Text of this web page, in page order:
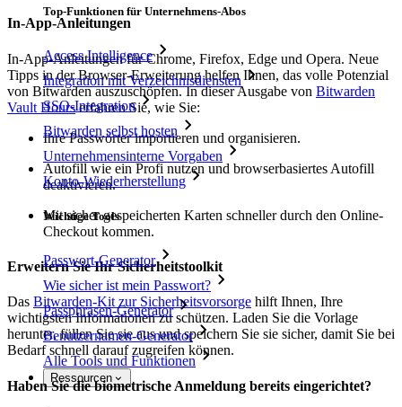
Top-Funktionen für Unternehmens-Abos
Access Intelligence
Integration mit Verzeichnisdiensten
SSO-Integration
Bitwarden selbst hosten
Unternehmensinterne Vorgaben
Konto-Wiederherstellung
Wichtige Tools
Passwort-Generator
Wie sicher ist mein Passwort?
Passphrasen-Generator
Benutzernamen-Generator
Alle Tools und Funktionen
Ressourcen
In-App-Anleitungen
In-App-Anleitungen für Chrome, Firefox, Edge und Opera. Neue
Tipps in der Browser-Erweiterung helfen Ihnen, das volle Potenzial
von Bitwarden auszuschöpfen. In dieser Ausgabe von Bitwarden
Vault Hourserfahren Sie, wie Sie:
Ihre Passwörter importieren und organisieren.
Autofill wie ein Profi nutzen und browserbasiertes Autofill
deaktivieren.
Mit sicher gespeicherten Karten schneller durch den Online-
Checkout kommen.
Erweitern Sie Ihr Sicherheitstoolkit
Das Bitwarden-Kit zur Sicherheitsvorsorge hilft Ihnen, Ihre
wichtigsten Informationen zu schützen. Laden Sie die Vorlage
herunter, füllen Sie sie aus und speichern Sie sie sicher, damit Sie bei
Bedarf schnell darauf zugreifen können.
Haben Sie die biometrische Anmeldung bereits eingerichtet?